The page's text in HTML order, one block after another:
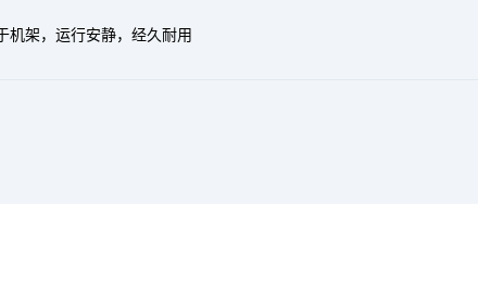
机架，运行安静，经久耐用